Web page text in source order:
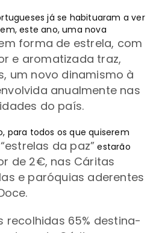
já se habituaram a ver
este ano, uma nova
forma de estrela, com
e aromatizada traz,
um novo dinamismo à
anualmente nas
do país.
para todos os que quiserem
“estrelas da paz” estarão
de 2€, nas Cáritas
e paróquias aderentes
recolhidas 65% destina-